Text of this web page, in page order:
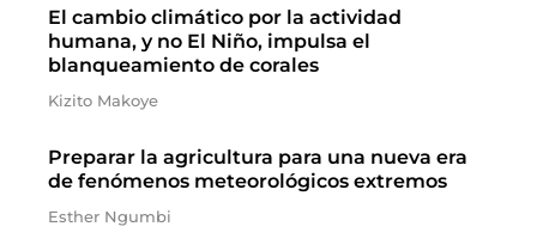
El cambio climático por la actividad
humana, y no El Niño, impulsa el
blanqueamiento de corales
Kizito Makoye
Preparar la agricultura para una nueva era
de fenómenos meteorológicos extremos
Esther Ngumbi